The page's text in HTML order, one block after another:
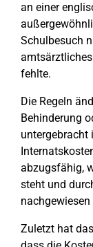
an einer
Schulbesuch
fehlte.
Die Regeln
Behinderung
untergebracht
abzugsfähig,
steht und
nachgewiesen
Zuletzt hat